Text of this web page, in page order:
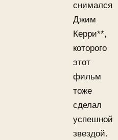
снимался
Джим
Керри**,
которого
этот
фильм
тоже
сделал
успешной
звездой.